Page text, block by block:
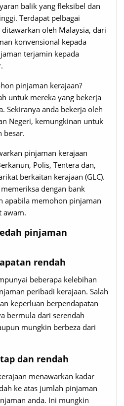
balik yang fleksibel dan
Terdapat pelbagai
oleh Malaysia, dari
konvensional kepada
terjamin kepada
pinjaman kerajaan?
untuk mereka yang bekerja
Sekiranya anda bekerja oleh
Negeri, kemungkinan untuk
besar.
pinjaman kerajaan
Polis, Tentera dan,
berkaitan kerajaan (GLC).
dengan bank
apabila memohon pinjaman
awam.
pinjaman
rendah
beberapa kelebihan
peribadi kerajaan. Salah
keperluan berpendapatan
bermula dari serendah
mungkin berbeza dari
dan rendah
menawarkan kadar
ke atas jumlah pinjaman
anda. Ini mungkin